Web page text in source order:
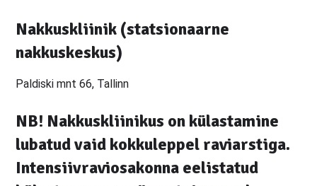
Nakkuskliinik (statsionaarne
nakkuskeskus)
Paldiski mnt 66, Tallinn
NB! Nakkuskliinikus on külastamine
lubatud vaid kokkuleppel raviarstiga.
Intensiivraviosakonna eelistatud